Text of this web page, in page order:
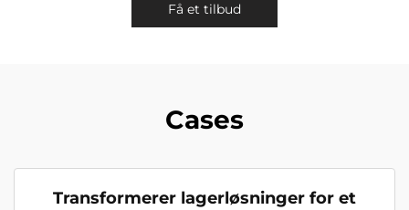
Få et tilbud
Cases
Transformerer lagerløsninger for et